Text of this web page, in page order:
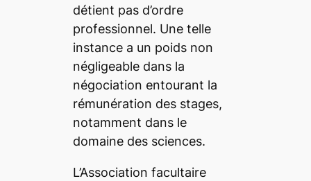
détient pas d’ordre
professionnel. Une telle
instance a un poids non
négligeable dans la
négociation entourant la
rémunération des stages,
notamment dans le
domaine des sciences.
L’Association facultaire